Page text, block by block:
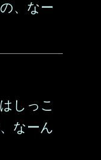
、なー
しっこ
なーん